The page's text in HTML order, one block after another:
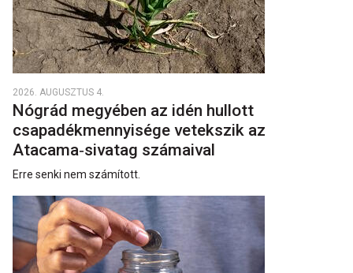
2026. AUGUSZTUS 4.
Nógrád megyében az idén hullott
csapadékmennyisége vetekszik az
Atacama‑sivatag számaival
Erre senki nem számított.